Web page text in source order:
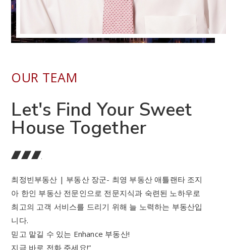
OUR TEAM
Let's Find Your Sweet
House Together
최정빈부동산 | 부동산 장군- 최영 부동산 애틀랜타 조지
아 한인 부동산 전문인으로 전문지식과 숙련된 노하우로
최고의 고객 서비스를 드리기 위해 늘 노력하는 부동산입
니다.
믿고 맡길 수 있는 Enhance 부동산!
지금 바로 전화 주세요!”